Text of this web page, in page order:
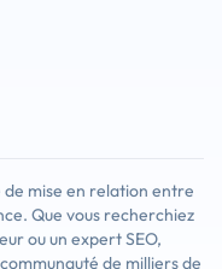
mise en relation entre
Que vous recherchiez
ou un expert SEO,
de milliers de